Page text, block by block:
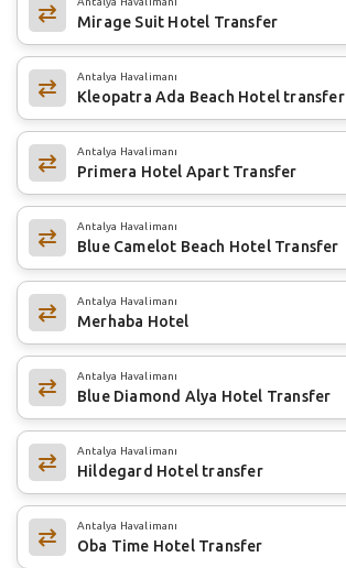
Mirage Suit Hotel Transfer
Antalya Havalimanı
Kleopatra Ada Beach Hotel transfer
Antalya Havalimanı
Primera Hotel Apart Transfer
Antalya Havalimanı
Blue Camelot Beach Hotel Transfer
Antalya Havalimanı
Merhaba Hotel
Antalya Havalimanı
Blue Diamond Alya Hotel Transfer
Antalya Havalimanı
Hildegard Hotel transfer
Antalya Havalimanı
Oba Time Hotel Transfer